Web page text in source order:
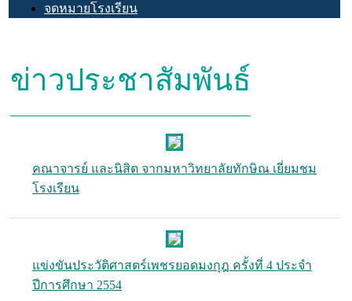
จดหมายโรงเรียน
ข่าวประชาสัมพันธ์
คณาจารย์ และนิสิต จากมหาวิทยาลัยทักษิณ เยี่ยมชม
โรงเรียน
แข่งขันประวัติศาสตร์เพชรยอดมงกุฎ ครั้งที่ 4 ประจำ
ปีการศึกษา 2554